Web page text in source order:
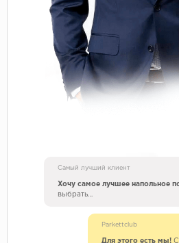
Самый лучший клиент
Хочу самое лучшее напольное
выбрать…
Parkettclub
Для этого есть мы!